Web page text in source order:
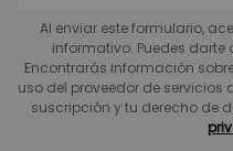
Al enviar este formulario,
informativo. Puedes
Encontrarás información
uso del proveedor de servicios
suscripción y tu derecho de